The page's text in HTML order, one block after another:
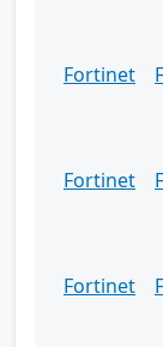
Fortinet
Fortinet
Fortinet